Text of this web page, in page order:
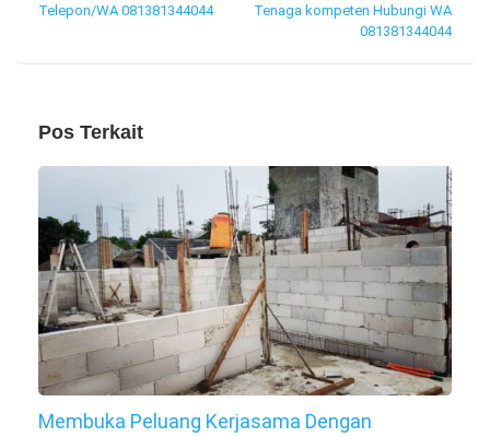
Telepon/WA 081381344044
Tenaga kompeten Hubungi WA
081381344044
Pos Terkait
Membuka Peluang Kerjasama Dengan